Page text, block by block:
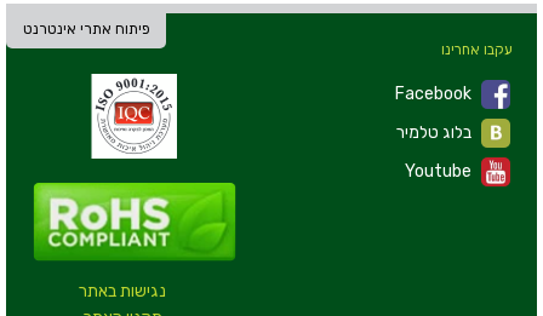
פיתוח אתרי אינטרנט
נגישות באתר
עקבו אחרינו
Facebook
Youtube